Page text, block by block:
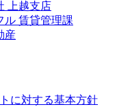
上越支店
ル 賃貸管理課
産
に対する基本方針